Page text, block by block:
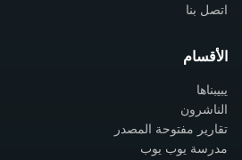
اتصل بنا
الأقسام
يبيبناها
الناشرون
تقارير مفتوحة المصدر
مدرسة يوب يوب